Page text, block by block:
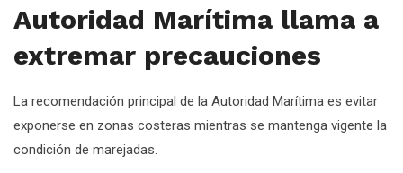
Autoridad Marítima llama a
extremar precauciones
La recomendación principal de la Autoridad Marítima es evitar
exponerse en zonas costeras mientras se mantenga vigente la
condición de marejadas.